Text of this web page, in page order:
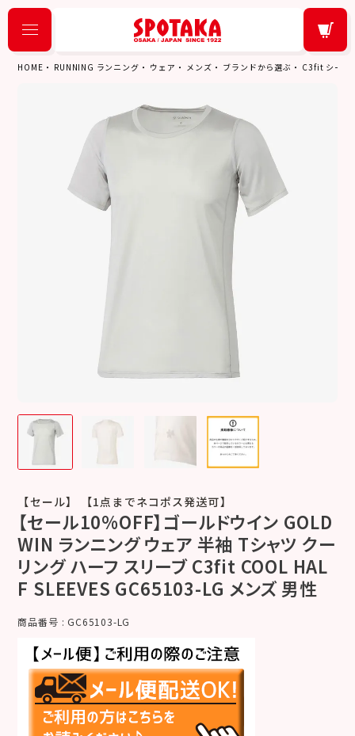
HOME RUNNING ランニング ウェア メンズ ブランドから選ぶ C3fit シース
【セール】 【1点までネコポス発送可】
【セール10%OFF】ゴールドウイン GOLD
WIN ランニング ウェア 半袖 Tシャツ クー
リング ハーフ スリーブ C3fit COOL HAL
F SLEEVES GC65103-LG メンズ 男性
商品番号 GC65103-LG